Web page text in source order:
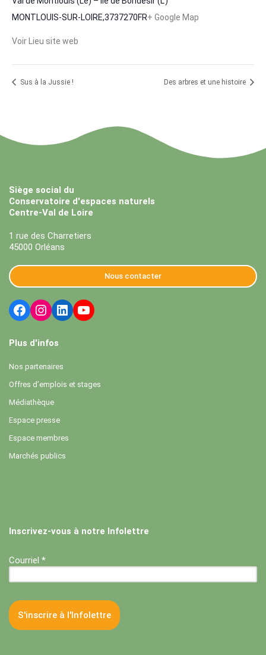
MONTLOUIS-SUR-LOIRE,3737270FR+ Google Map
Voir Lieu site web
Sus à la Jussie ! Des arbres et une histoire
Siège social du
Conservatoire d'espaces naturels
Centre-Val de Loire
1 rue des Charretiers
45000 Orléans
Nous contacter
Plus d'infos
Nos partenaires
Offres d’emplois et stages
Médiathèque
Espace presse
Espace membres
Marchés publics
Inscrivez-vous à notre Infolettre
Courriel *